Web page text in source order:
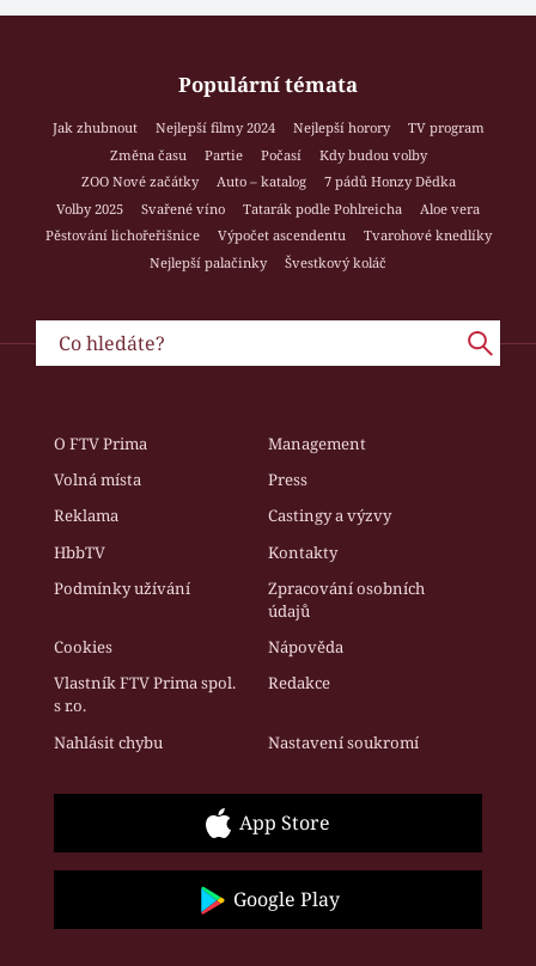
Populární témata
Jak zhubnout Nejlepší filmy 2024 Nejlepší horory
TV program
Změna času
Partie Počasí
Kdy budou volby
ZOO Nové začátky
Auto – katalog
7 pádů Honzy Dědka
Volby 2025
Svařené víno Tatarák podle Pohlreicha
Aloe vera
Pěstování lichořeřišnice
Výpočet ascendentu
Tvarohové knedlíky
Nejlepší palačinky
Švestkový koláč
O FTV Prima
Management
Volná místa
Press
Reklama
Castingy a výzvy
HbbTV
Kontakty
Podmínky užívání
Zpracování osobních
údajů
Cookies
Nápověda
Vlastník FTV Prima spol.
s r.o.
Redakce
Nahlásit chybu Nastavení soukromí
App Store
Google Play